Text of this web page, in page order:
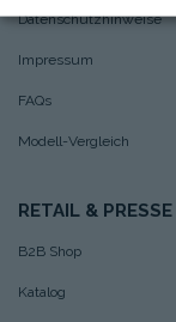
Datenschutzhinweise
Impressum
FAQs
Modell-Vergleich
RETAIL & PRESSE
B2B Shop
Katalog